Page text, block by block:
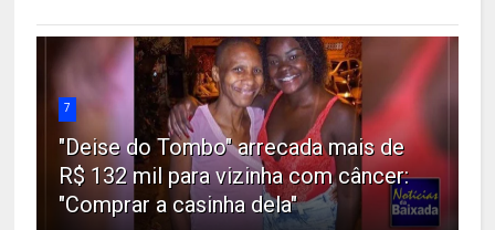
7
"Deise do Tombo" arrecada mais de
R$ 132 mil para vizinha com câncer:
"Comprar a casinha dela"